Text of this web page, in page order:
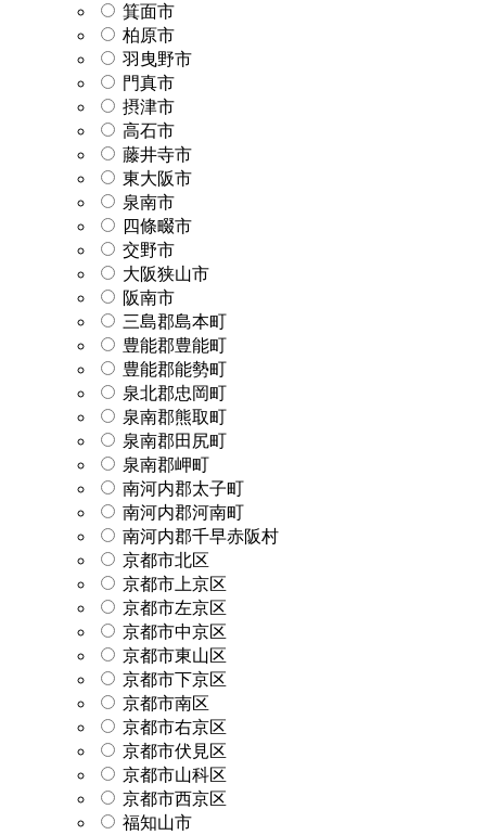
箕面市
柏原市
羽曳野市
門真市
摂津市
高石市
藤井寺市
東大阪市
泉南市
四條畷市
交野市
大阪狭山市
阪南市
三島郡島本町
豊能郡豊能町
豊能郡能勢町
泉北郡忠岡町
泉南郡熊取町
泉南郡田尻町
泉南郡岬町
南河内郡太子町
南河内郡河南町
南河内郡千早赤阪村
京都市北区
京都市上京区
京都市左京区
京都市中京区
京都市東山区
京都市下京区
京都市南区
京都市右京区
京都市伏見区
京都市山科区
京都市西京区
福知山市